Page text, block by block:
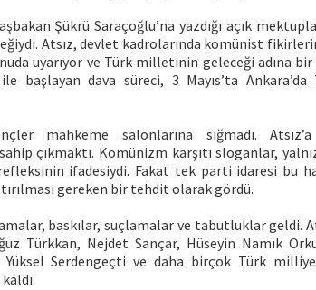
Şükrü Saraçoğlu’na yazdığı açık
Atsız, devlet kadrolarında komünist
uyarıyor ve Türk milletinin geleceği adına bir
başlayan dava süreci, 3 Mayıs’ta
mahkeme salonlarına sığmadı.
çıkmaktı. Komünizm karşıtı sloganlar,
ifadesiydi. Fakat tek parti idaresi bu
gereken bir tehdit olarak gördü.
baskılar, suçlamalar ve tabutluklar geldi.
Türkkan, Nejdet Sançar, Hüseyin Namık
Yüksel Serdengeçti ve daha birçok Türk